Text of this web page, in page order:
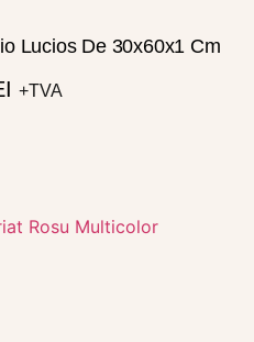
Lucios De 30x60x1 Cm
+TVA